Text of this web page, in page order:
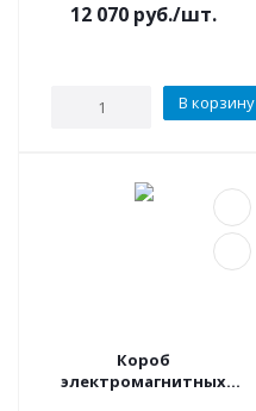
12 070 руб./шт.
В корзину
Короб
электромагнитных